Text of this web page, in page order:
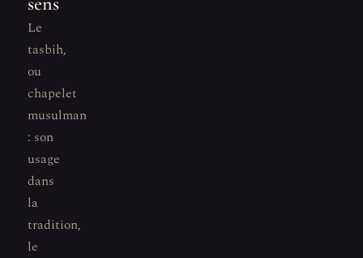
Le
tasbih,
ou
chapelet
musulman
: son
usage
dans
la
tradition,
le